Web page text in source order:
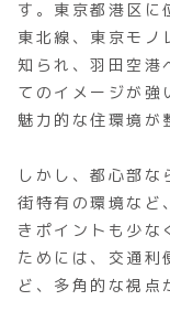
す。東京都港区に
東北線、東京モノ
知られ、羽田空港
てのイメージが強
魅力的な住環境が
しかし、都心部な
街特有の環境など
きポイントも少な
ためには、交通利
ど、多角的な視点